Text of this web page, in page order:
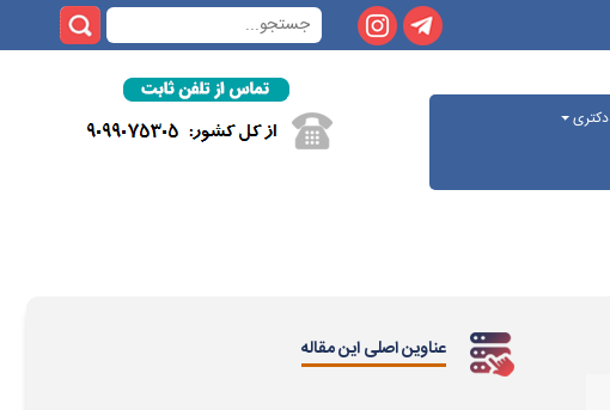
دکتری
عناوین اصلی این مقاله